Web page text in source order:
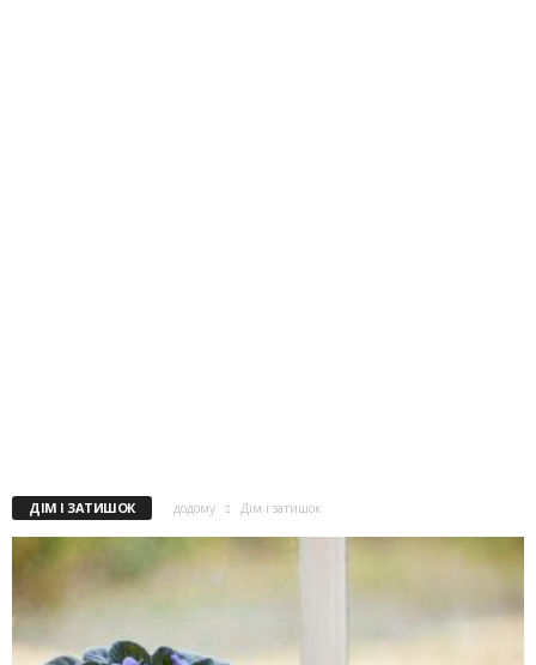
ДІМ І ЗАТИШОК додому Дім і затишок